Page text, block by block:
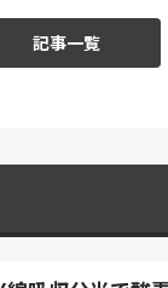
記事一覧